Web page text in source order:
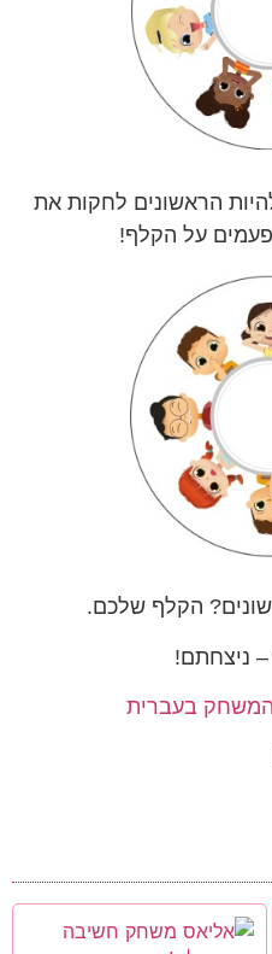
הראשונים לחקות את
על הקלף!
הקלף שלכם.
המשחק בעברית